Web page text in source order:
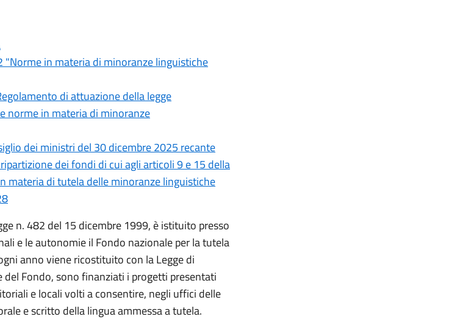
"Norme in materia di minoranze linguistiche
di attuazione della legge
norme in materia di minoranze
dei ministri del 30 dicembre 2025 recante
dei fondi di cui agli articoli 9 e 15 della
materia di tutela delle minoranze linguistiche
n. 482 del 15 dicembre 1999, è istituito presso
e le autonomie il Fondo nazionale per la tutela
anno viene ricostituito con la Legge di
Fondo, sono finanziati i progetti presentati
e locali volti a consentire, negli uffici delle
e scritto della lingua ammessa a tutela.